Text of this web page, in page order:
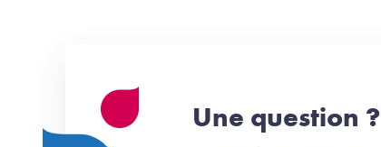
Une question ?